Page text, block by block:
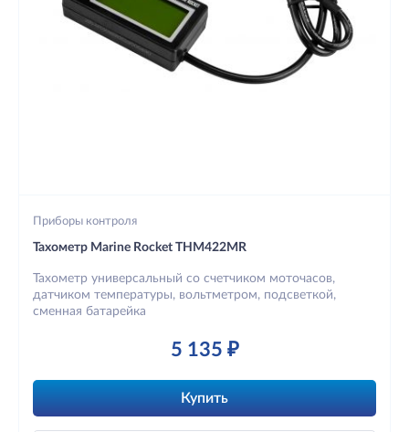
Приборы контроля
Тахометр Marine Rocket THM422MR
Тахометр универсальный со счетчиком моточасов,
датчиком температуры, вольтметром, подсветкой,
сменная батарейка
5 135 ₽
Купить